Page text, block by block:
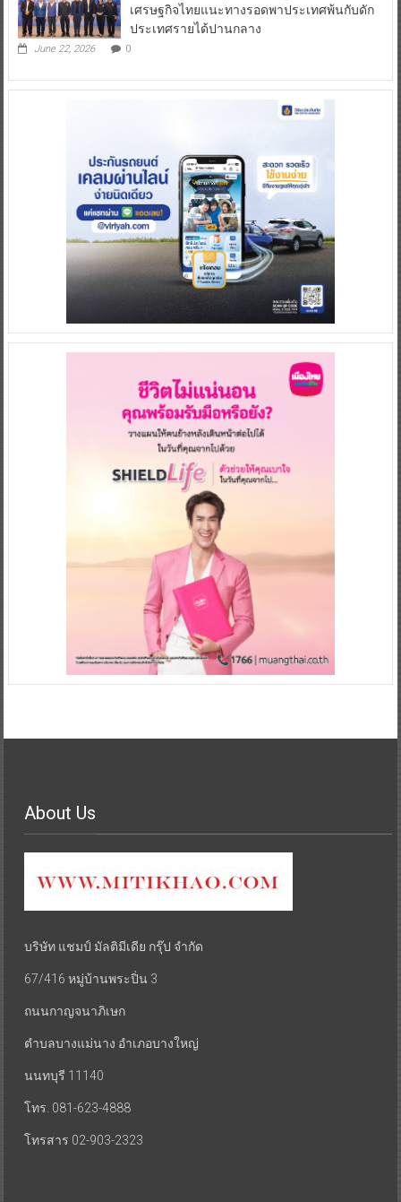
เศรษฐกิจไทยแนะทางรอดพาประเทศพ้นกับดัก
ประเทศรายได้ปานกลาง
June 22, 2026 0
About Us
บริษัท แชมป์ มัลติมีเดีย กรุ๊ป จำกัด
67/416 หมู่บ้านพระปิ่น 3
ถนนกาญจนาภิเษก
ตำบลบางแม่นาง อำเภอบางใหญ่
นนทบุรี 11140
โทร. 081-623-4888
โทรสาร 02-903-2323